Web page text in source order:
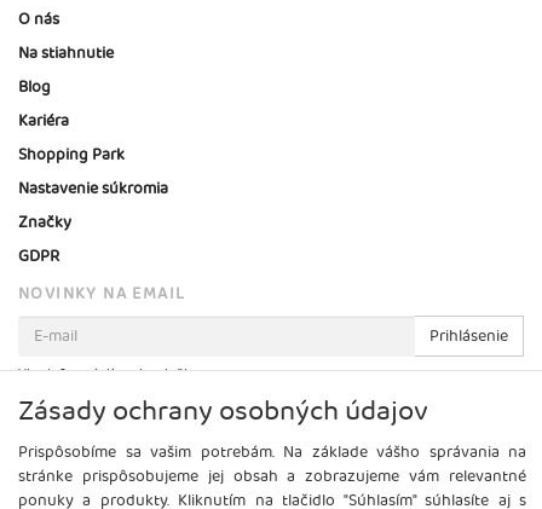
O nás
Na stiahnutie
Blog
Kariéra
Shopping Park
Nastavenie súkromia
Značky
GDPR
NOVINKY NA EMAIL
Prihlásenie
Viac informácií o tejto službe
Zásady ochrany osobných údajov
Prispôsobíme sa vašim potrebám. Na základe vášho správania na
stránke prispôsobujeme jej obsah a zobrazujeme vám relevantné
ponuky a produkty. Kliknutím na tlačidlo "Súhlasím" súhlasíte aj s